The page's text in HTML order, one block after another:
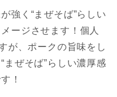
強く“まぜそば”らしい
ージさせます！個人
が、ポークの旨味をし
まぜそば”らしい濃厚感
！